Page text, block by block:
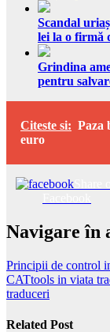
Scandal
lei la o firmă
Grindina
pentru
Citeste si: Paza
euro
Navigare în
Principii de control
CATtools in viata
traduceri
Related Post